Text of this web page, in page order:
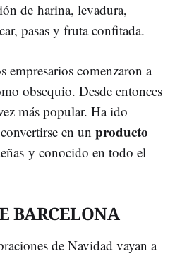
de harina, levadura,
pasas y fruta confitada.
empresarios comenzaron a
obsequio. Desde entonces
más popular. Ha ido
en un producto
y conocido en todo el
BARCELONA
de Navidad vayan a